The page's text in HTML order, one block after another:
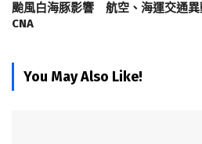
颱風白海豚影響 航空、海運交通
CNA
You May Also Like!